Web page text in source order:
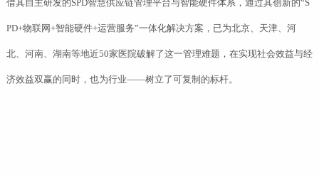
借其自主研发的SPD智慧供应链管理平台与智能硬件体系，通过其创新的“S
PD+物联网+智能硬件+运营服务”一体化解决方案，已为北京、天津、河
北、河南、湖南等地近50家医院破解了这一管理难题，在实现社会效益与经
济效益双赢的同时，也为行业——树立了可复制的标杆。